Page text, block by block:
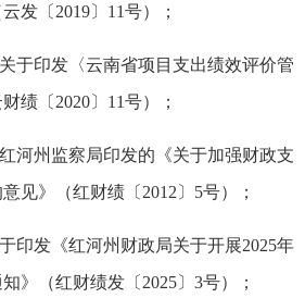
发〔2019〕11号）；
于印发〈云南省项目支出绩效评价管
绩〔2020〕11号）；
河州监察局印发的《关于加强财政支
见》（红财绩〔2012〕5号）；
印发《红河州财政局关于开展2025年
》（红财绩发〔2025〕3号）；